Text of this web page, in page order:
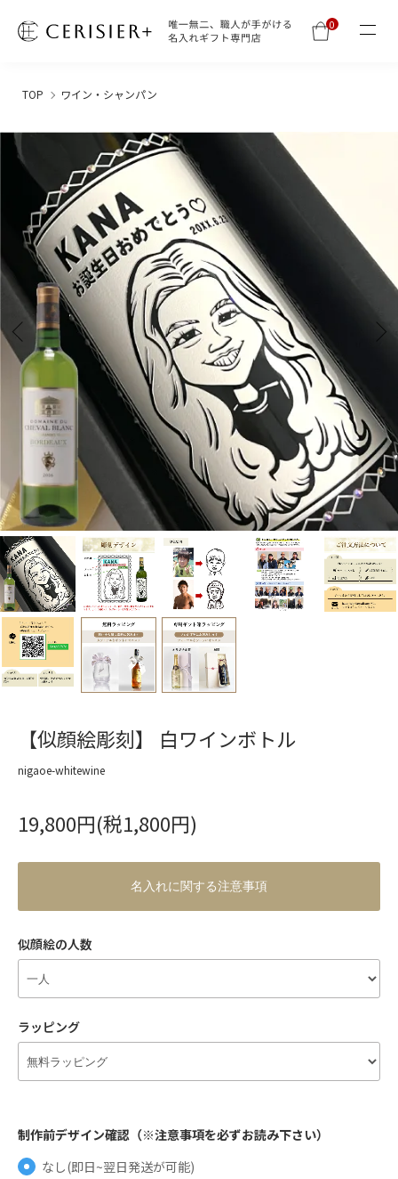
0
TOP ワイン・シャンパン
【似顔絵彫刻】 白ワインボトル
nigaoe-whitewine
19,800円(税1,800円)
名入れに関する注意事項
似顔絵の人数
ラッピング
制作前デザイン確認（※注意事項を必ずお読み下さい）
なし(即日~翌日発送が可能)